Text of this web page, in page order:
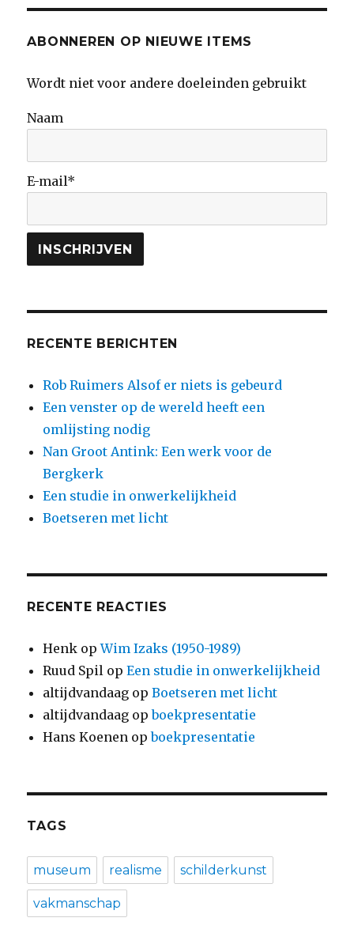
ABONNEREN OP NIEUWE ITEMS
Wordt niet voor andere doeleinden gebruikt
Naam
E-mail*
RECENTE BERICHTEN
Rob Ruimers Alsof er niets is gebeurd
Een venster op de wereld heeft een
omlijsting nodig
Nan Groot Antink: Een werk voor de
Bergkerk
Een studie in onwerkelijkheid
Boetseren met licht
RECENTE REACTIES
Henk opWim Izaks (1950-1989)
Ruud Spil opEen studie in onwerkelijkheid
altijdvandaag opBoetseren met licht
altijdvandaag opboekpresentatie
Hans Koenen opboekpresentatie
TAGS
museum realisme schilderkunst
vakmanschap